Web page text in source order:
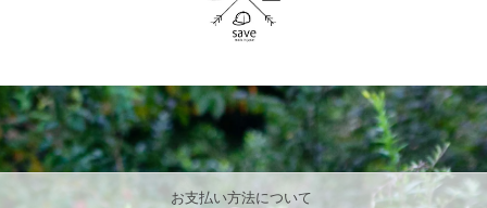
お支払い方法について